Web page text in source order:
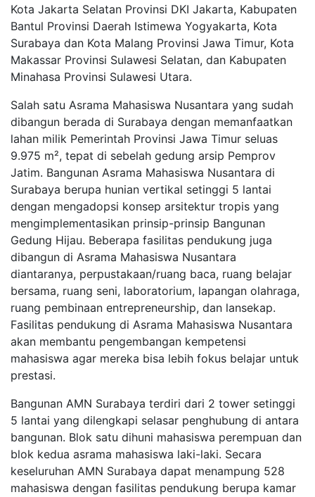
Kota Jakarta Selatan Provinsi DKI Jakarta, Kabupaten
Bantul Provinsi Daerah Istimewa Yogyakarta, Kota
Surabaya dan Kota Malang Provinsi Jawa Timur, Kota
Makassar Provinsi Sulawesi Selatan, dan Kabupaten
Minahasa Provinsi Sulawesi Utara.
Salah satu Asrama Mahasiswa Nusantara yang sudah
dibangun berada di Surabaya dengan memanfaatkan
lahan milik Pemerintah Provinsi Jawa Timur seluas
9.975 m², tepat di sebelah gedung arsip Pemprov
Jatim. Bangunan Asrama Mahasiswa Nusantara di
Surabaya berupa hunian vertikal setinggi 5 lantai
dengan mengadopsi konsep arsitektur tropis yang
mengimplementasikan prinsip-prinsip Bangunan
Gedung Hijau. Beberapa fasilitas pendukung juga
dibangun di Asrama Mahasiswa Nusantara
diantaranya, perpustakaan/ruang baca, ruang belajar
bersama, ruang seni, laboratorium, lapangan olahraga,
ruang pembinaan entrepreneurship, dan lansekap.
Fasilitas pendukung di Asrama Mahasiswa Nusantara
akan membantu pengembangan kempetensi
mahasiswa agar mereka bisa lebih fokus belajar untuk
prestasi.
Bangunan AMN Surabaya terdiri dari 2 tower setinggi
5 lantai yang dilengkapi selasar penghubung di antara
bangunan. Blok satu dihuni mahasiswa perempuan dan
blok kedua asrama mahasiswa laki-laki. Secara
keseluruhan AMN Surabaya dapat menampung 528
mahasiswa dengan fasilitas pendukung berupa kamar